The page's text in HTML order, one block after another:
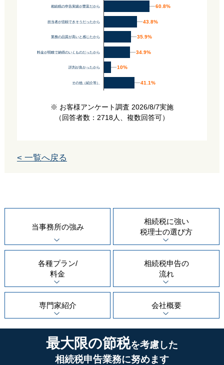
相続税の申告実績が豊富だから
担当者が信頼できそうだったから
業務の品質が高いと感じたから
料金が明瞭で納得のいくものだったから
評判が良かったから
その他（紹介等）
60.8%
60.8%
43.8%
43.8%
35.9%
35.9%
34.9%
34.9%
10%
10%
41.1%
41.1%
※ お客様アンケート調査 2026/8/7実施
（回答者数：2718人、複数回答可）
< 一覧へ戻る
当事務所の強み
相続税に強い
税理士の選び方
各種プラン/
料金
相続税申告の
流れ
専門家紹介 会社概要
最大限の節税を考慮した
相続税申告業務に努めます